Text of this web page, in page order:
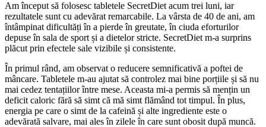
Am început să folosesc tabletele SecretDiet acum trei luni, iar
rezultatele sunt cu adevărat remarcabile. La vârsta de 40 de ani, am
întâmpinat dificultăți în a pierde în greutate, în ciuda eforturilor
depuse în sala de sport și a dietelor stricte. SecretDiet m-a surprins
plăcut prin efectele sale vizibile și consistente.
În primul rând, am observat o reducere semnificativă a poftei de
mâncare. Tabletele m-au ajutat să controlez mai bine porțiile și să nu
mai cedez tentațiilor între mese. Aceasta mi-a permis să mențin un
deficit caloric fără să simt că mă simt flămând tot timpul. În plus,
energia pe care o simt de la cafeină și alte ingrediente este o
adevărată salvare, mai ales în zilele în care sunt obosit după muncă.